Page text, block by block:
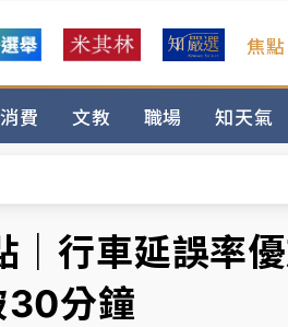
焦點
消費 文教 職場 知天氣
左膝疼痛下二軍 日媒感嘆「好事
槓桿完成逾半 波動率降至2個月
109件災情 侯友宜揭這類災損最多
量破百毫米 水塔、雨棚砸落毀車
｜行車延誤率
30分鐘